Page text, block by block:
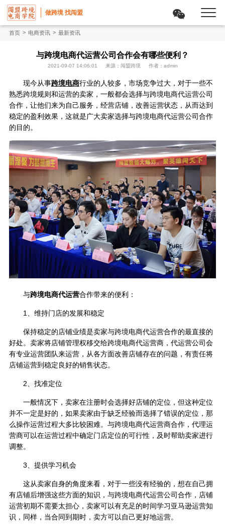
做跨境 找闯盟
首页 > 电商资讯 > 最新资讯
与跨境电商代运营公司合作会有哪些便利？
2021-09-07 14:06:01 来源：闯盟跨境 作者：admin
现今从事跨境电商行业的人较多，市场竞争过大，对于一些不
熟悉跨境规则和运营的卖家，一般都会选择与跨境电商代运营公司
合作，让他们来为自己服务，经营店铺，改善运营状态，从而达到
稳定的盈利效果，这就是广大卖家选择与跨境电商代运营公司合作
的目的。
与跨境电商代运营合作带来的便利：
1、维持门店的发展和稳定
保持稳定的店铺业绩是卖家与跨境电商代运营合作的最直接的
好处。卖家将店铺管理权移交给跨境电商代运营商，代运营公司会
有专业运营团队来运营，从各方面改善店铺存在的问题，有责任将
店铺运营到稳定良好的销售状态。
2、找准定位
一般情况下，卖家在注册时会选择好店铺的定位，但这种定位
并不一定是好的，如果卖家由于缺乏经验而选择了错误的定位，那
么操作运营过程大多比较困难。与跨境电商代运营商合作，代理运
营商可以在运营过程中确定门店定位的可行性，及时帮助卖家进行
调整。
3、提供学习机会
这从卖家自身的角度来看，对于一些没有经验的，想在自己拥
有店铺后增强这些方面的知识，与跨境电商代运营公司合作，店铺
运营初期不需要太担心，卖家可以有充足的时间学习亚马逊运营知
识，同样，当合同到期时，卖方可以自己更好地运营。